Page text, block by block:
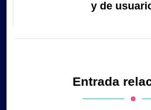
y de
Entrada